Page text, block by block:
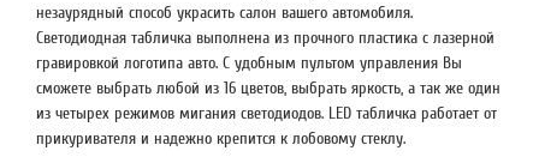
незаурядный способ украсить салон вашего автомобиля.
Светодиодная табличка выполнена из прочного пластика с лазерной
гравировкой логотипа авто. С удобным пультом управления Вы
сможете выбрать любой из 16 цветов, выбрать яркость, а так же один
из четырех режимов мигания светодиодов. LED табличка работает от
прикуривателя и надежно крепится к лобовому стеклу.